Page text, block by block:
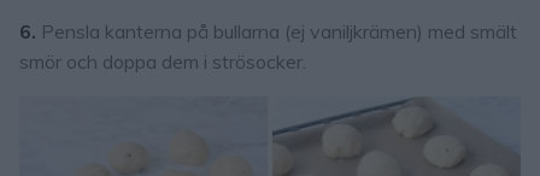
6. Pensla kanterna på bullarna (ej vaniljkrämen) med smält
smör och doppa dem i strösocker.